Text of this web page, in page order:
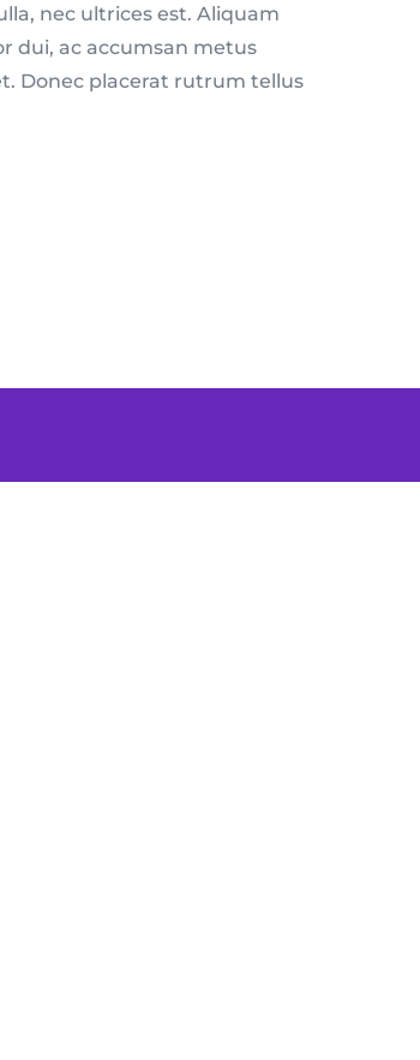
nec ultrices est. Aliquam
dui, ac accumsan metus
Donec placerat rutrum tellus